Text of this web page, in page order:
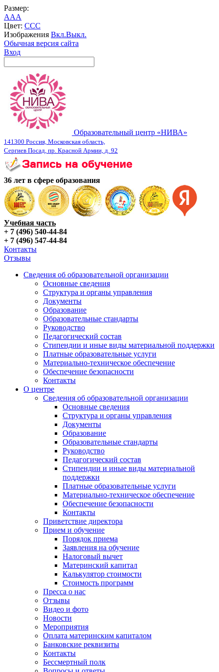
Размер:
AAA
Цвет: CCC
Изображения Вкл.Выкл.
Обычная версия сайта
Вход
Образовательный центр «НИВА»
141300 Россия, Московская область,
Сергиев Посад, пр. Красной Армии, д. 92
36 лет в сфере образования
Учебная часть
+ 7 (496) 540-44-84
+ 7 (496) 547-44-84
Контакты
Отзывы
Сведения об образовательной организации
Основные сведения
Структура и органы управления
Документы
Образование
Образовательные стандарты
Руководство
Педагогический состав
Стипендии и иные виды материальной поддержки
Платные образовательные услуги
Материально-техническое обеспечение
Обеспечение безопасности
Контакты
О центре
Сведения об образовательной организации
Основные сведения
Структура и органы управления
Документы
Образование
Образовательные стандарты
Руководство
Педагогический состав
Стипендии и иные виды материальной
поддержки
Платные образовательные услуги
Материально-техническое обеспечение
Обеспечение безопасности
Контакты
Приветствие директора
Прием и обучение
Порядок приема
Заявления на обучение
Налоговый вычет
Материнский капитал
Калькулятор стоимости
Стоимость программ
Пресса о нас
Отзывы
Видео и фото
Новости
Мероприятия
Оплата материнским капиталом
Банковские реквизиты
Контакты
Бессмертный полк